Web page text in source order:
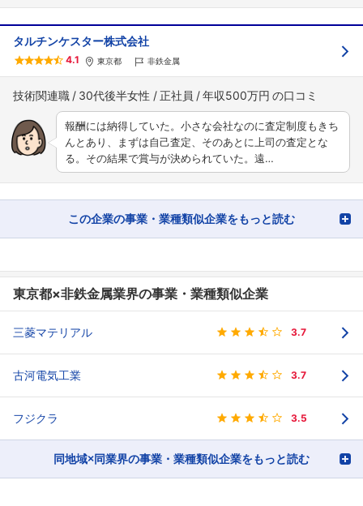
タルチンケスター株式会社
4.1 東京都 非鉄金属
技術関連職 30代後半女性 正社員 年収500万円
報酬には納得していた。小さな会社なのに査定制度もきち
んとあり、まずは自己査定、そのあとに上司の査定とな
る。その結果で賞与が決められていた。遠…
この企業の事業・業種類似企業をもっと読む
東京都×非鉄金属業界の事業・業種類似企業
三菱マテリアル 3.7
古河電気工業 3.7
フジクラ 3.5
同地域×同業界の事業・業種類似企業をもっと読む